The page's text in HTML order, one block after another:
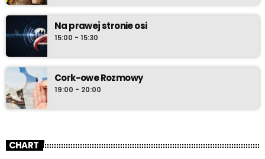
Na prawej stronie osi
15:00 - 15:30
Cork-owe Rozmowy
19:00 - 20:00
CHART